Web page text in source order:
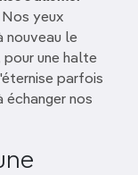
Nos yeux
nouveau le
pour une halte
parfois
échanger nos